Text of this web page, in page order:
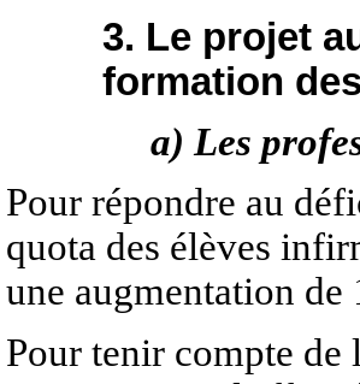
3. Le projet
formation
a) Les
Pour répondre au
quota des élèves
une augmentation de
Pour tenir compte de